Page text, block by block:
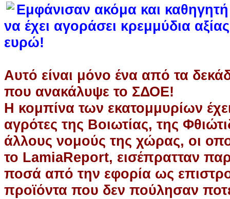
Εμφάνισαν ακόμα και
να έχει αγοράσει κρεμμύδια
ευρώ!
Αυτό είναι μόνο ένα από τα
που ανακάλυψε το ΣΔΟΕ!
Η κομπίνα των εκατομμυρίων
αγρότες της Βοιωτίας, της
άλλους νομούς της χώρας, οι
το LamiaReport, εισέπρατταν
ποσά από την εφορία ως
προϊόντα που δεν πούλησαν